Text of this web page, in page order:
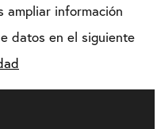
ampliar información
datos en el siguiente